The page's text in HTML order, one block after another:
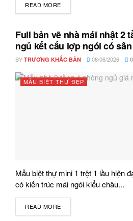
READ MORE
Full bản vẽ nhà mái nhật 2
ngủ kết cấu lợp ngói có
BY TRƯƠNG KHẮC BẢN 08/06/2026 0
MẪU BIỆT THỰ ĐẸP
Mẫu biệt thự mini 1 trệt 1 lầu hiện
có kiến trúc mái ngói kiểu châu...
READ MORE